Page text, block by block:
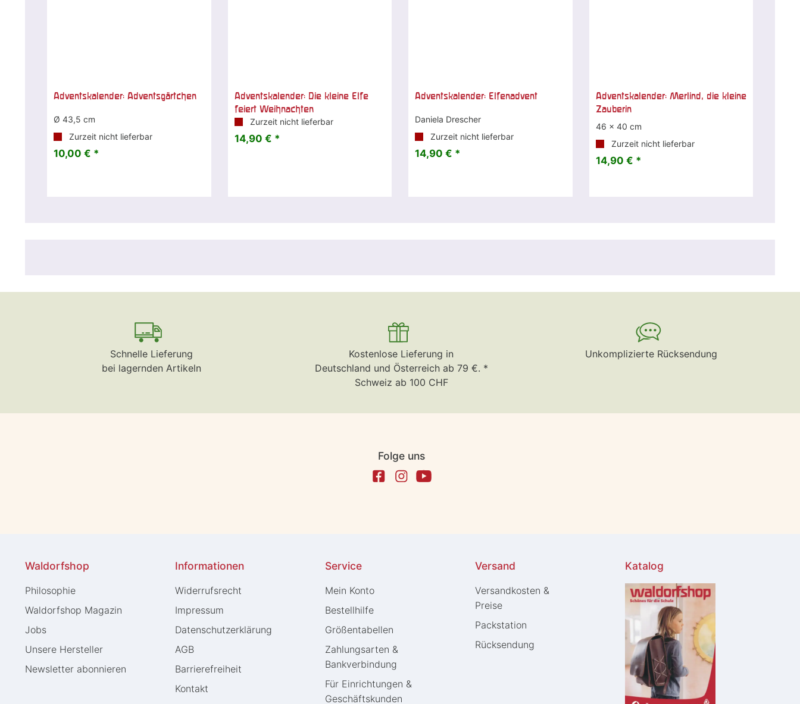
Adventskalender: Adventsgärtchen
Ø 43,5 cm
Zurzeit nicht lieferbar
10,00 € *
Adventskalender: Die kleine Elfe
feiert Weihnachten
Zurzeit nicht lieferbar
14,90 € *
Adventskalender: Elfenadvent
Daniela Drescher
Zurzeit nicht lieferbar
14,90 € *
Adventskalender: Merlind, die kleine
Zauberin
46 x 40 cm
Zurzeit nicht lieferbar
14,90 € *
Schnelle Lieferung
bei lagernden Artikeln
Kostenlose Lieferung in
Deutschland und Österreich ab 79 €. *
Schweiz ab 100 CHF
Unkomplizierte Rücksendung
Folge uns
Waldorfshop
Philosophie
Waldorfshop Magazin
Jobs
Unsere Hersteller
Newsletter abonnieren
Informationen
Widerrufs­recht
Impressum
Daten­schutz­erklärung
AGB
Barrierefreiheit
Kontakt
Service
Mein Konto
Bestellhilfe
Größentabellen
Zahlungsarten &
Bankverbindung
Für Einrichtungen &
Geschäftskunden
Versand
Versandkosten &
Preise
Packstation
Rücksendung
Katalog